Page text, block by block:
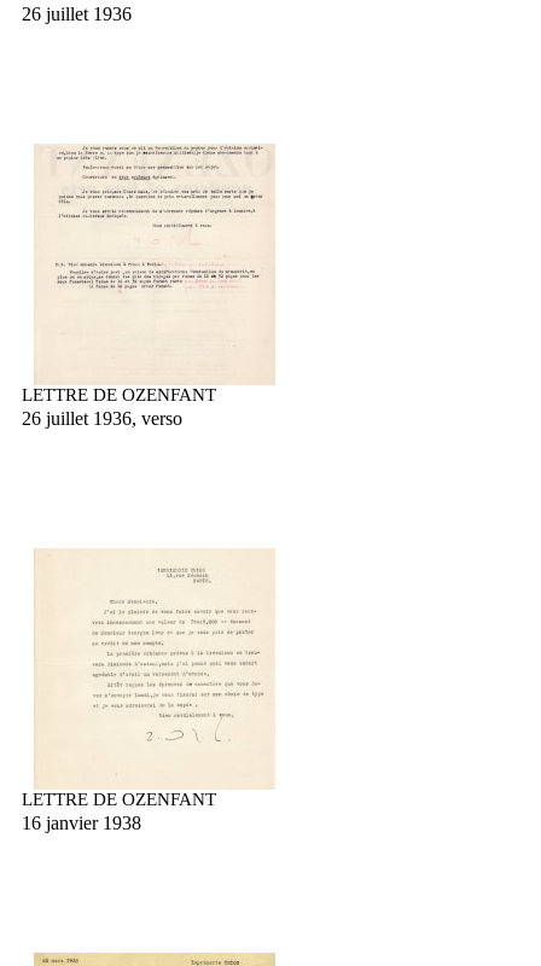
26 juillet 1936
LETTRE DE OZENFANT
26 juillet 1936, verso
LETTRE DE OZENFANT
16 janvier 1938